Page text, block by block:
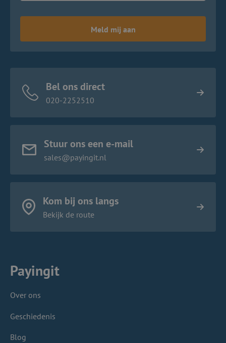
Meld mij aan
Bel ons direct
020-2252510
Stuur ons een e-mail
sales@payingit.nl
Kom bij ons langs
Bekijk de route
Payingit
Over ons
Geschiedenis
Blog